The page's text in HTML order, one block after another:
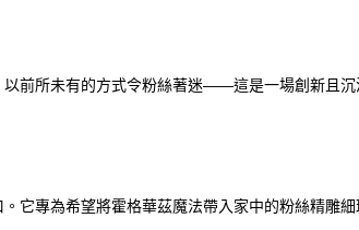
前所未有的方式令粉絲著迷——這是一場創新且
它專為希望將霍格華茲魔法帶入家中的粉絲精雕